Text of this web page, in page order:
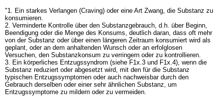
"1. Ein starkes Verlangen (Craving) oder eine Art Zwang, die Substanz zu
konsumieren.
2. Verminderte Kontrolle über den Substanzgebrauch, d.h. über Beginn,
Beendigung oder die Menge des Konsums, deutlich daran, dass oft mehr
von der Substanz oder über einen längeren Zeitraum konsumiert wird als
geplant, oder an dem anhaltenden Wunsch oder an erfolglosen
Versuchen, den Substanzkonsum zu verringern oder zu kontrollieren.
3. Ein körperliches Entzugssyndrom (siehe F1x.3 und F1x.4), wenn die
Substanz reduziert oder abgesetzt wird, mit den für die Substanz
typischen Entzugssymptomen oder auch nachweisbar durch den
Gebrauch derselben oder einer sehr ähnlichen Substanz, um
Entzugssymptome zu mildern oder zu vermeiden.